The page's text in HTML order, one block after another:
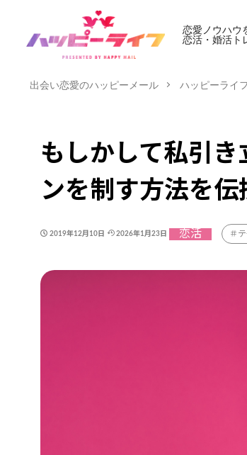
恋愛ノウハウ
恋活・婚活ト
出会い恋愛のハッピーメール ハッピーライフ
もしかして私引
ンを制す方法を伝
2019年12月10日 2026年1月23日 恋活